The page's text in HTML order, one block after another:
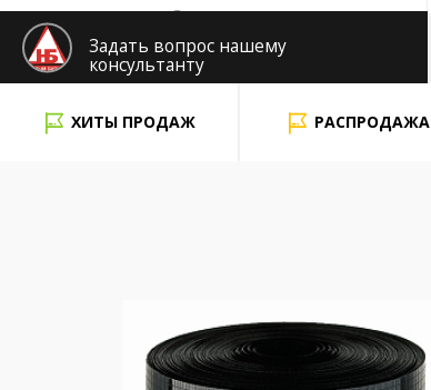
Смоленск
Задать вопрос нашему
консультанту
ХИТЫ ПРОДАЖ
РАСПРОДАЖА